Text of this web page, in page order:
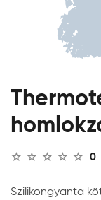
0
Szilikongyanta